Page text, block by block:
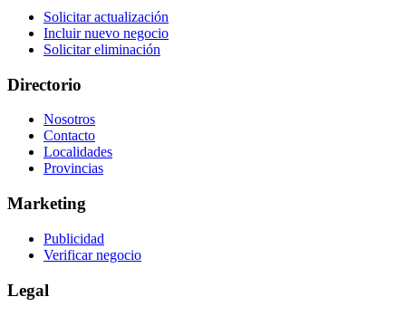
Solicitar actualización
Incluir nuevo negocio
Solicitar eliminación
Directorio
Nosotros
Contacto
Localidades
Provincias
Marketing
Publicidad
Verificar negocio
Legal